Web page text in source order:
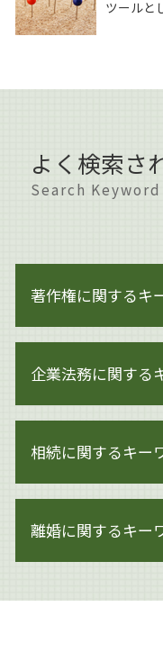
ツールと
よく検索さ
Search Keyword
著作権に関するキ
著作権 著作物
著作権とは
著作権 対策
著作権侵害にな
著作権 訴える
著作権 訴訟
著作権 何がダメ
著作権侵害
企業法務に関する
事業承継 変更契
企業法務 労働
内部統制 見直し
企業法務 契約書
企業法務 関連法
相続に関するキー
相続 借金
遺産分割 相手方
離婚に関するキー